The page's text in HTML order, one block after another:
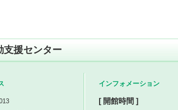
支援センター
インフォメーション
[ 開館時間 ]